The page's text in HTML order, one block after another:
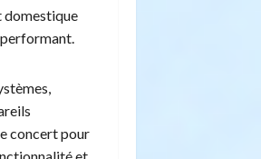
domestique
concert pour